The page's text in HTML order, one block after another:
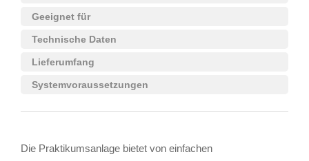
Geeignet für
Technische Daten
Lieferumfang
Systemvoraussetzungen
Die Praktikumsanlage bietet von einfachen